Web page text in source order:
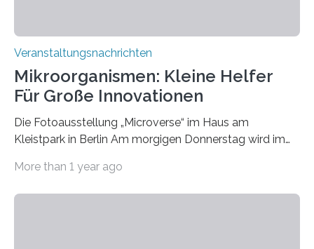
Veranstaltungsnachrichten
Mikroorganismen: Kleine Helfer
Für Große Innovationen
Die Fotoausstellung „Microverse“ im Haus am
Kleistpark in Berlin Am morgigen Donnerstag wird im
„Microverse“ mit Arbeiten der Fotografin Kathrin
More than 1 year ago